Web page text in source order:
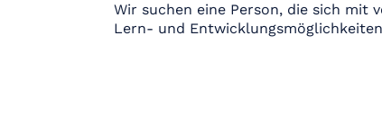
Wir suchen eine Person, die sich mit
Lern- und